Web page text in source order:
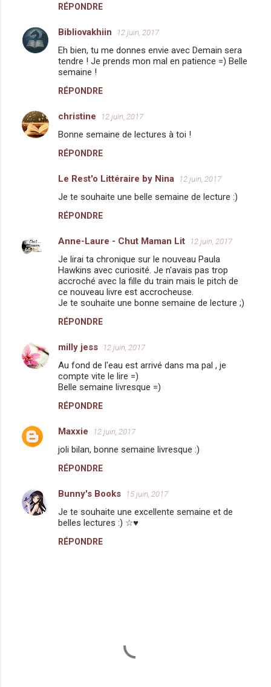
RÉPONDRE
Bibliovakhiin 12 juin, 2017
Eh bien, tu me donnes envie avec Demain sera
tendre ! Je prends mon mal en patience =) Belle
semaine !
RÉPONDRE
christine 12 juin, 2017
Bonne semaine de lectures à toi !
RÉPONDRE
Le Rest'o Littéraire by Nina 12 juin, 2017
Je te souhaite une belle semaine de lecture :)
RÉPONDRE
Anne-Laure - Chut Maman Lit 12 juin, 2017
Je lirai ta chronique sur le nouveau Paula
Hawkins avec curiosité. Je n'avais pas trop
accroché avec la fille du train mais le pitch de
ce nouveau livre est accrocheuse.
Je te souhaite une bonne semaine de lecture ;)
RÉPONDRE
milly jess 12 juin, 2017
Au fond de l'eau est arrivé dans ma pal , je
compte vite le lire =)
Belle semaine livresque =)
RÉPONDRE
Maxxie 12 juin, 2017
joli bilan, bonne semaine livresque :)
RÉPONDRE
Bunny's Books 15 juin, 2017
Je te souhaite une excellente semaine et de
belles lectures :) ☆♥
RÉPONDRE